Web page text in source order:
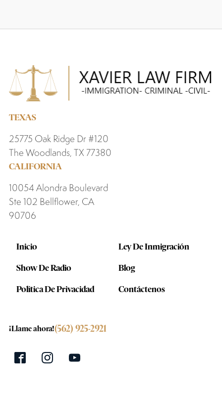
TEXAS
25775 Oak Ridge Dr #120
The Woodlands, TX 77380
CALIFORNIA
10054 Alondra Boulevard
Ste 102 Bellflower, CA
90706
Inicio Ley De Inmigración
Show De Radio Blog
Política De Privacidad Contáctenos
¡Llame ahora!(562) 925-2921